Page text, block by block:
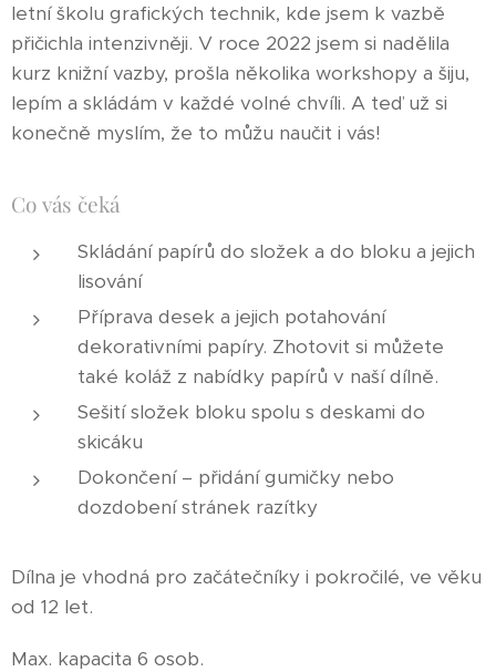
letní školu grafických technik, kde jsem k vazbě
přičichla intenzivněji. V roce 2022 jsem si nadělila
kurz knižní vazby, prošla několika workshopy a šiju,
lepím a skládám v každé volné chvíli. A teď už si
konečně myslím, že to můžu naučit i vás!
Co vás čeká
Skládání papírů do složek a do bloku a jejich
lisování
Příprava desek a jejich potahování
dekorativními papíry. Zhotovit si můžete
také koláž z nabídky papírů v naší dílně.
Sešití složek bloku spolu s deskami do
skicáku
Dokončení – přidání gumičky nebo
dozdobení stránek razítky
Dílna je vhodná pro začátečníky i pokročilé, ve věku
od 12 let.
Max. kapacita 6 osob.